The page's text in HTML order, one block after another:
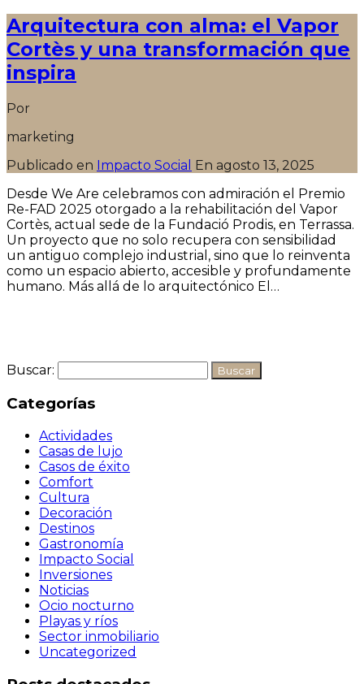
Arquitectura con alma: el Vapor
Cortès y una transformación que
inspira
Por
marketing
Publicado en Impacto Social En agosto 13, 2025
Desde We Are celebramos con admiración el Premio
Re-FAD 2025 otorgado a la rehabilitación del Vapor
Cortès, actual sede de la Fundació Prodis, en Terrassa.
Un proyecto que no solo recupera con sensibilidad
un antiguo complejo industrial, sino que lo reinventa
como un espacio abierto, accesible y profundamente
humano. Más allá de lo arquitectónico El…
Buscar:
Categorías
Actividades
Casas de lujo
Casos de éxito
Comfort
Cultura
Decoración
Destinos
Gastronomía
Impacto Social
Inversiones
Noticias
Ocio nocturno
Playas y ríos
Sector inmobiliario
Uncategorized